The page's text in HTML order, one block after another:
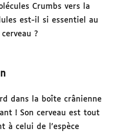
Crumbs vers la
est-il si essentiel au
?
dans la boîte crânienne
! Son cerveau est tout
à celui de l’espèce